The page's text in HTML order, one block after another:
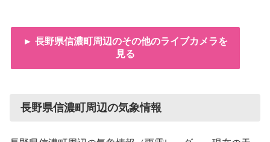
► 長野県信濃町周辺のその他のライブカメラを
見る
長野県信濃町周辺の気象情報